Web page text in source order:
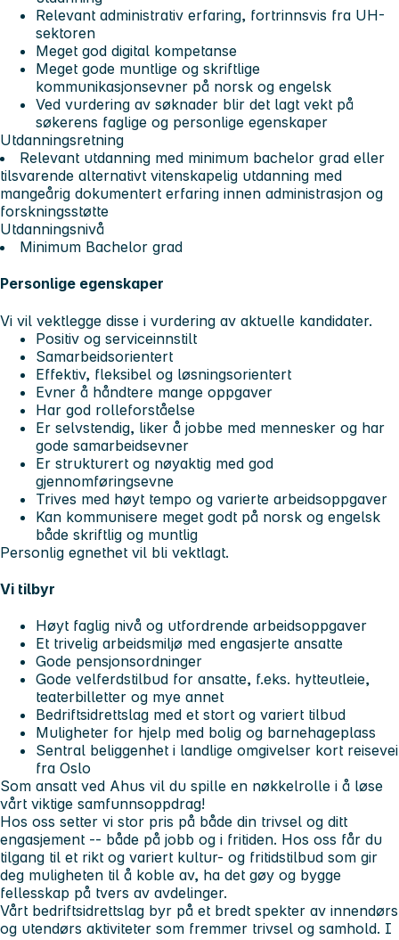
Relevant administrativ erfaring, fortrinnsvis fra UH-
sektoren
Meget god digital kompetanse
Meget gode muntlige og skriftlige
kommunikasjonsevner på norsk og engelsk
Ved vurdering av søknader blir det lagt vekt på
søkerens faglige og personlige egenskaper
Utdanningsretning
Relevant utdanning med minimum bachelor grad eller
tilsvarende alternativt vitenskapelig utdanning med
mangeårig dokumentert erfaring innen administrasjon og
forskningsstøtte
Utdanningsnivå
Minimum Bachelor grad
Personlige egenskaper
Vi vil vektlegge disse i vurdering av aktuelle kandidater.
Positiv og serviceinnstilt
Samarbeidsorientert
Effektiv, fleksibel og løsningsorientert
Evner å håndtere mange oppgaver
Har god rolleforståelse
Er selvstendig, liker å jobbe med mennesker og har
gode samarbeidsevner
Er strukturert og nøyaktig med god
gjennomføringsevne
Trives med høyt tempo og varierte arbeidsoppgaver
Kan kommunisere meget godt på norsk og engelsk
både skriftlig og muntlig
Personlig egnethet vil bli vektlagt.
Vi tilbyr
Høyt faglig nivå og utfordrende arbeidsoppgaver
Et trivelig arbeidsmiljø med engasjerte ansatte
Gode pensjonsordninger
Gode velferdstilbud for ansatte, f.eks. hytteutleie,
teaterbilletter og mye annet
Bedriftsidrettslag med et stort og variert tilbud
Muligheter for hjelp med bolig og barnehageplass
Sentral beliggenhet i landlige omgivelser kort reisevei
fra Oslo
Som ansatt ved Ahus vil du spille en nøkkelrolle i å løse
vårt viktige samfunnsoppdrag!
Hos oss setter vi stor pris på både din trivsel og ditt
engasjement -- både på jobb og i fritiden. Hos oss får du
tilgang til et rikt og variert kultur- og fritidstilbud som gir
deg muligheten til å koble av, ha det gøy og bygge
fellesskap på tvers av avdelinger.
Vårt bedriftsidrettslag byr på et bredt spekter av innendørs
og utendørs aktiviteter som fremmer trivsel og samhold. I